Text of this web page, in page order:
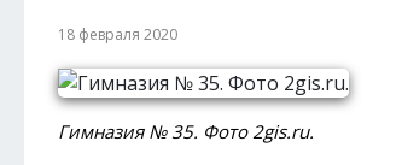
18 февраля 2020
Гимназия № 35. Фото 2gis.ru.